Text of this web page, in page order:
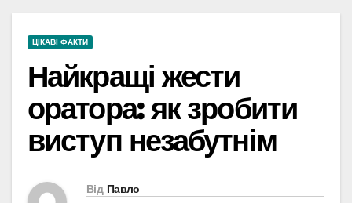
ЦІКАВІ ФАКТИ
Найкращі жести
оратора: як зробити
виступ незабутнім
Від Павло